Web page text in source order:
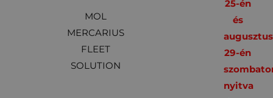
MOL
MERCARIUS
FLEET
SOLUTION
25-én
és
augusztus
29-én
nyitva